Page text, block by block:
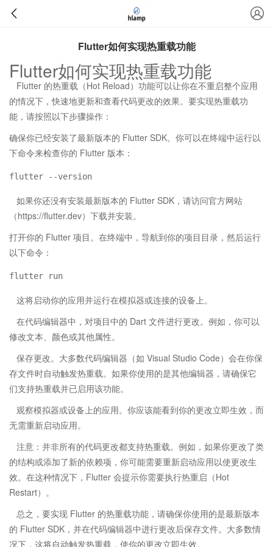
Flutter如何实现热重载功能
Flutter如何实现热重载功能
Flutter 的热重载（Hot Reload）功能可以让你在不重启整个应用
的情况下，快速地更新和查看代码更改的效果。要实现热重载功
能，请按照以下步骤操作：
确保你已经安装了最新版本的 Flutter SDK。你可以在终端中运行以
下命令来检查你的 Flutter 版本：
如果你还没有安装最新版本的 Flutter SDK，请访问官方网站
（https://flutter.dev）下载并安装。
打开你的 Flutter 项目。在终端中，导航到你的项目目录，然后运行
以下命令：
这将启动你的应用并运行在模拟器或连接的设备上。
在代码编辑器中，对项目中的 Dart 文件进行更改。例如，你可以
修改文本、颜色或其他属性。
保存更改。大多数代码编辑器（如 Visual Studio Code）会在你保
存文件时自动触发热重载。如果你使用的是其他编辑器，请确保它
们支持热重载并已启用该功能。
观察模拟器或设备上的应用。你应该能看到你的更改立即生效，而
无需重新启动应用。
注意：并非所有的代码更改都支持热重载。例如，如果你更改了类
的结构或添加了新的依赖项，你可能需要重新启动应用以使更改生
效。在这种情况下，Flutter 会提示你需要执行热重启（Hot
Restart）。
总之，要实现 Flutter 的热重载功能，请确保你使用的是最新版本
的 Flutter SDK，并在代码编辑器中进行更改后保存文件。大多数情
况下，这将自动触发热重载，使你的更改立即生效。